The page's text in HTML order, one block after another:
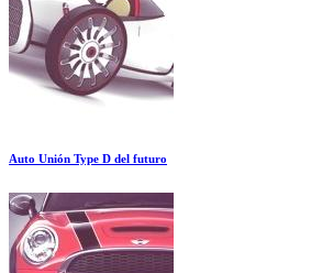
Auto Unión Type D del futuro